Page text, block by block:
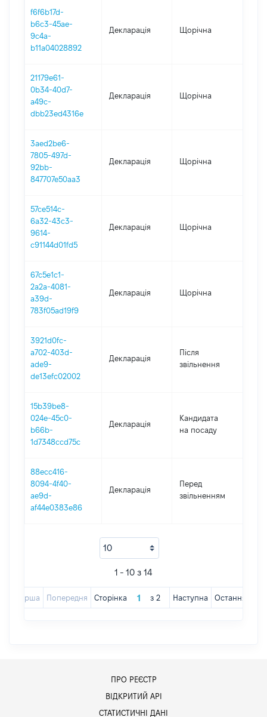
f6f6b17d-
b6c3-45ae-
9c4a-
b11a04028892
Декларація Щорічна
21179e61-
0b34-40d7-
a49c-
dbb23ed4316e
Декларація Щорічна
3aed2be6-
7805-497d-
92bb-
847707e50aa3
Декларація Щорічна
57ce514c-
6a32-43c3-
9614-
c91144d01fd5
Декларація Щорічна
67c5e1c1-
2a2a-4081-
a39d-
783f05ad19f9
Декларація Щорічна
3921d0fc-
a702-403d-
ade9-
de13efc02002
Декларація
Після
звільнення
15b39be8-
024e-45c0-
b66b-
1d7348ccd75c
Декларація
Кандидата
на посаду
88ecc416-
8094-4f40-
ae9d-
af44e0383e86
Декларація
Перед
звільненням
1 - 10 з 14
Перша Попередня Сторінка з 2 Наступна Остання
ПРО РЕЄСТР
ВІДКРИТИЙ АРІ
СТАТИСТИЧНІ ДАНІ